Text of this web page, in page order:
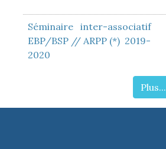
Séminaire inter-associatif
EBP/BSP // ARPP (*) 2019-
2020
Plus...